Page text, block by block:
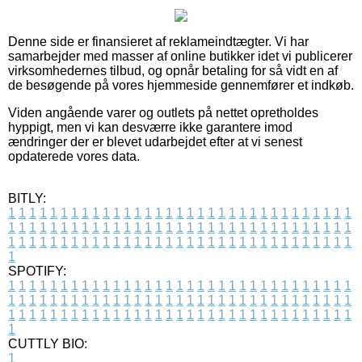
Denne side er finansieret af reklameindtægter. Vi har
samarbejder med masser af online butikker idet vi publicerer
virksomhedernes tilbud, og opnår betaling for så vidt en af
de besøgende på vores hjemmeside gennemfører et indkøb.
Viden angående varer og outlets på nettet opretholdes
hyppigt, men vi kan desværre ikke garantere imod
ændringer der er blevet udarbejdet efter at vi senest
opdaterede vores data.
BITLY:
1 1 1 1 1 1 1 1 1 1 1 1 1 1 1 1 1 1 1 1 1 1 1 1 1 1 1 1 1 1 1 1 1
1 1 1 1 1 1 1 1 1 1 1 1 1 1 1 1 1 1 1 1 1 1 1 1 1 1 1 1 1 1 1 1 1
1 1 1 1 1 1 1 1 1 1 1 1 1 1 1 1 1 1 1 1 1 1 1 1 1 1 1 1 1 1 1 1 1
1
SPOTIFY:
1 1 1 1 1 1 1 1 1 1 1 1 1 1 1 1 1 1 1 1 1 1 1 1 1 1 1 1 1 1 1 1 1
1 1 1 1 1 1 1 1 1 1 1 1 1 1 1 1 1 1 1 1 1 1 1 1 1 1 1 1 1 1 1 1 1
1 1 1 1 1 1 1 1 1 1 1 1 1 1 1 1 1 1 1 1 1 1 1 1 1 1 1 1 1 1 1 1 1
1
CUTTLY BIO:
1